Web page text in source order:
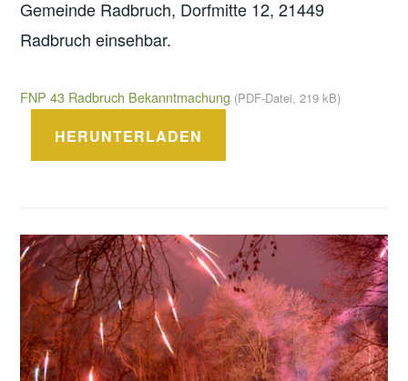
Gemeinde Radbruch, Dorfmitte 12, 21449
Radbruch einsehbar.
FNP 43 Radbruch Bekanntmachung (PDF-Datei, 219 kB)
HERUNTERLADEN